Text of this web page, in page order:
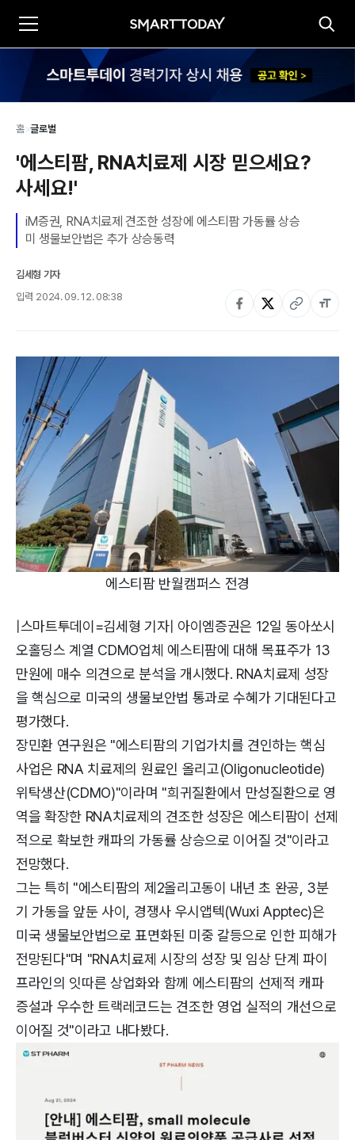
홈>글로벌
'에스티팜, RNA치료제 시장 믿으세요?
사세요!'
iM증권, RNA치료제 견조한 성장에 에스티팜 가동률 상승
미 생물보안법은 추가 상승동력
김세형 기자
입력 2024. 09. 12. 08:38
에스티팜 반월캠퍼스 전경
|스마트투데이=김세형 기자| 아이엠증권은 12일 동아쏘시
오홀딩스 계열 CDMO업체 에스티팜에 대해 목표주가 13
만원에 매수 의견으로 분석을 개시했다. RNA치료제 성장
을 핵심으로 미국의 생물보안법 통과로 수혜가 기대된다고
평가했다.
장민환 연구원은 "에스티팜의 기업가치를 견인하는 핵심
사업은 RNA 치료제의 원료인 올리고(Oligonucleotide)
위탁생산(CDMO)"이라며 "희귀질환에서 만성질환으로 영
역을 확장한 RNA치료제의 견조한 성장은 에스티팜이 선제
적으로 확보한 캐파의 가동률 상승으로 이어질 것"이라고
전망했다.
그는 특히 "에스티팜의 제2올리고동이 내년 초 완공, 3분
기 가동을 앞둔 사이, 경쟁사 우시앱텍(Wuxi Apptec)은
미국 생물보안법으로 표면화된 미중 갈등으로 인한 피해가
전망된다"며 "RNA치료제 시장의 성장 및 임상 단계 파이
프라인의 잇따른 상업화와 함께 에스티팜의 선제적 캐파
증설과 우수한 트랙레코드는 견조한 영업 실적의 개선으로
이어질 것"이라고 내다봤다.